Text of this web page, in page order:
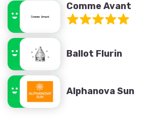
Comme Avant
Ballot Flurin
Alphanova Sun